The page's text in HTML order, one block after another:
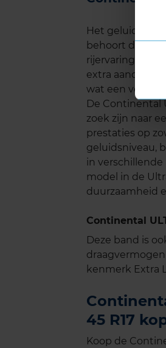
Het
behoort deze
rijervaring, wat
extra aandacht
wat een
De Continental
zoek zijn naar
prestaties op
geluidsniveau,
in
model in de
duurzaamheid
Continental
Deze band is
kenmerk Extra
45 R17
Koop de